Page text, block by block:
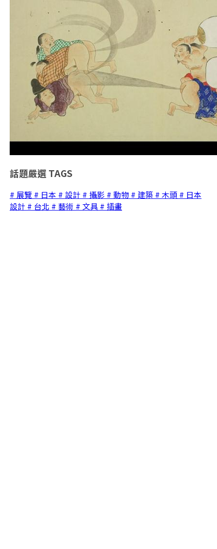
話題嚴選 TAGS
# 展覽 # 日本 # 設計 # 攝影 # 動物 # 建築 # 木頭 # 日本
設計 # 台北 # 藝術 # 文具 # 插畫